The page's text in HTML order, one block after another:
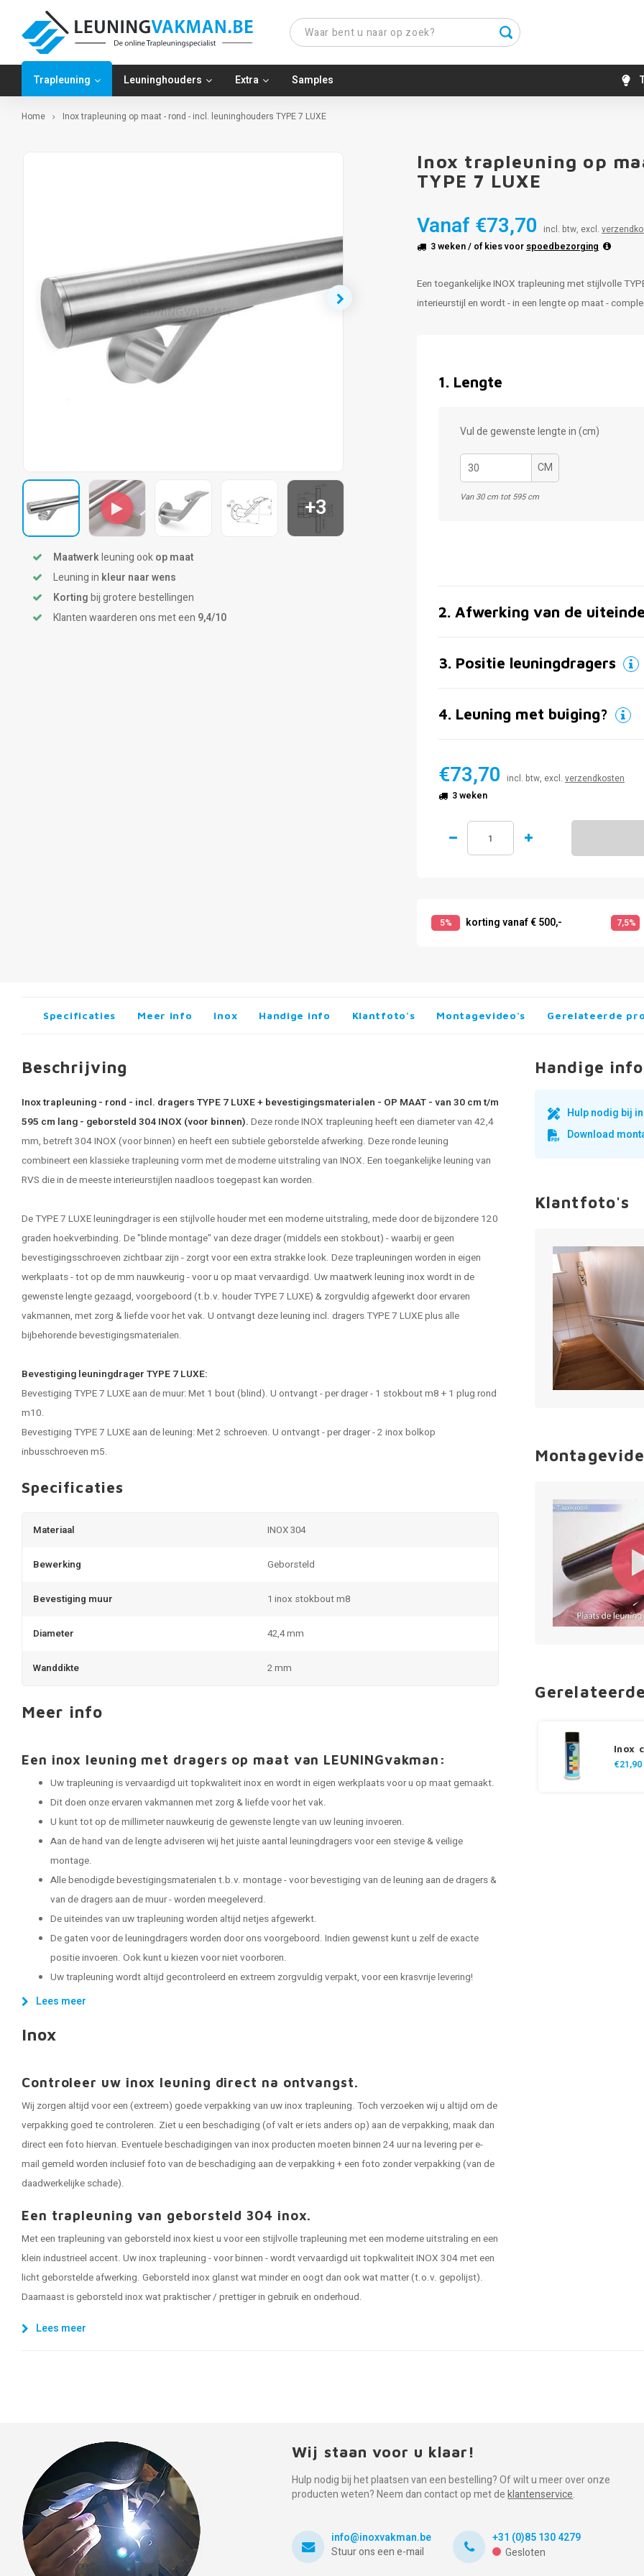
Trapleuning Leuninghouders Extra Samples
Home Inox trapleuning op maat - rond - incl. leuninghouders TYPE 7 LUXE
+3
Maatwerkleuning ookop maat
Leuning in kleur naar wens
Kortingbij grotere bestellingen
Klanten waarderen ons met een 9,4/10
Inox trapleuning op
TYPE 7 LUXE
Vanaf €73,70 incl. btw, excl.
3 weken/ of kies voor spoedbezorging
Een toegankelijke INOX trapleuning met stijlvolle
interieurstijl en wordt - in een lengte op maat -
1. Lengte
Vul de gewenste lengte in (cm)
CM
Van 30 cm tot 595 cm
2. Afwerking van de
3. Positie leuningdragers
4. Leuning met buiging?
€73,70 incl. btw, excl. verzendkosten
3 weken
5% korting vanaf € 500,- 7,5%
Specificaties Meer info Inox Handige info Klantfoto's Montagevideo's Gerelateerde
Beschrijving
Inox trapleuning - rond - incl. dragers TYPE 7 LUXE + bevestigingsmaterialen - OP MAAT - van 30 cm t/m
595 cm lang - geborsteld 304 INOX (voor binnen). Deze ronde INOX trapleuning heeft een diameter van 42,4
mm, betreft 304 INOX (voor binnen) en heeft een subtiele geborstelde afwerking. Deze ronde leuning
combineert een klassieke trapleuning vorm met de moderne uitstraling van INOX. Een toegankelijke leuning van
RVS die in de meeste interieurstijlen naadloos toegepast kan worden.
De TYPE 7 LUXE leuningdrager is een stijlvolle houder met een moderne uitstraling, mede door de bijzondere 120
graden hoekverbinding. De "blinde montage" van deze drager (middels een stokbout) - waarbij er geen
bevestigingsschroeven zichtbaar zijn - zorgt voor een extra strakke look. Dezetrapleuningen worden in eigen
werkplaats - tot op de mm nauwkeurig - voor u op maat vervaardigd. Uwmaatwerk leuning inox wordt in de
gewenste lengte gezaagd, voorgeboord (t.b.v. houder TYPE 7 LUXE) & zorgvuldig afgewerkt door ervaren
vakmannen, met zorg & liefde voor het vak. U ontvangt deze leuning incl. dragers TYPE 7 LUXE plus alle
bijbehorende bevestigingsmaterialen.
Bevestiging leuningdrager TYPE 7 LUXE:
Bevestiging TYPE 7 LUXE aan de muur: Met 1 bout (blind). U ontvangt - per drager - 1 stokbout m8 + 1 plug rond
m10.
Bevestiging TYPE 7 LUXE aan de leuning: Met 2 schroeven. U ontvangt - per drager - 2 inox bolkop
inbusschroeven m5.
Specificaties
Materiaal INOX 304
Bewerking Geborsteld
Bevestiging muur 1 inox stokbout m8
Diameter 42,4 mm
Wanddikte 2 mm
Meer info
Een inox leuning met dragers op maat van LEUNINGvakman:
Uw trapleuning is vervaardigd uit topkwaliteit inox en wordt in eigen werkplaats voor u op maat gemaakt.
Dit doen onze ervaren vakmannen met zorg & liefde voor het vak.
U kunt tot op de millimeter nauwkeurig de gewenste lengte van uw leuning invoeren.
Aan de hand van de lengte adviseren wij het juiste aantal leuningdragers voor een stevige & veilige
montage.
Alle benodigde bevestigingsmaterialen t.b.v. montage - voor bevestiging van de leuning aan de dragers &
van de dragers aan de muur - worden meegeleverd.
De uiteindes van uw trapleuning worden altijd netjes afgewerkt.
De gaten voor de leuningdragers worden door ons voorgeboord. Indien gewenst kunt u zelf de exacte
positie invoeren. Ook kunt u kiezen voor niet voorboren.
Uw trapleuning wordt altijd gecontroleerd en extreem zorgvuldig verpakt, voor een krasvrije levering!
Lees meer
Inox
Controleer uw inox leuning direct na ontvangst.
Wij zorgen altijd voor een (extreem) goede verpakking van uw inox trapleuning. Toch verzoeken wij u altijd om de
verpakking goed te controleren. Ziet u een beschadiging (of valt er iets anders op) aan de verpakking, maak dan
direct een foto hiervan. Eventuele beschadigingen van inox producten moeten binnen 24 uur na levering per e-
mail gemeld worden inclusief foto van de beschadiging aan de verpakking + een foto zonder verpakking (van de
daadwerkelijke schade).
Een trapleuning van geborsteld 304 inox.
Met een trapleuning van geborsteld inox kiest u voor een stijlvolle trapleuning met een moderne uitstraling en een
klein industrieel accent. Uw inox trapleuning - voor binnen - wordt vervaardigd uit topkwaliteit INOX 304 met een
licht geborstelde afwerking. Geborsteld inox glanst wat minder en oogt dan ook wat matter (t.o.v. gepolijst).
Daarnaast is geborsteld inox wat praktischer / prettiger in gebruik en onderhoud.
Lees meer
Handige info
Hulp nodig bij
Download
Klantfoto's
Inox
€21,90
Wij staan voor u klaar!
Hulp nodig bij het plaatsen van een bestelling? Of wilt u meer over onze
producten weten? Neem dan contact op met deklantenservice.
info@inoxvakman.be
Stuur ons een e-mail
+31 (0)85 130 4279
Gesloten